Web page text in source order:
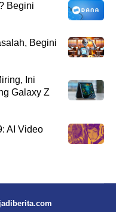
Begini
Begini
Ini
Galaxy Z
AI Video
jadiberita.com